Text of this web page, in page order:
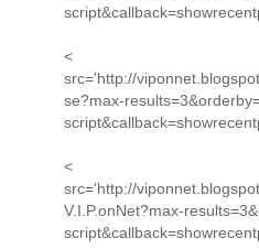
<
src='http://
se?max-
<
src='http://
V.I.P.onNet?max-